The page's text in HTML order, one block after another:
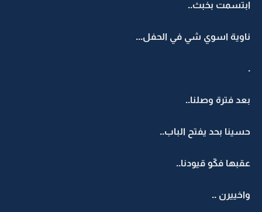
ابتسمت بخبث..
ناوية اسوي شي في الحفل...
.
بعد فترة وصلنا..
حسينا بحد يفتح الباب..
عقبها فكّو قيودنا..
واخييرن ..